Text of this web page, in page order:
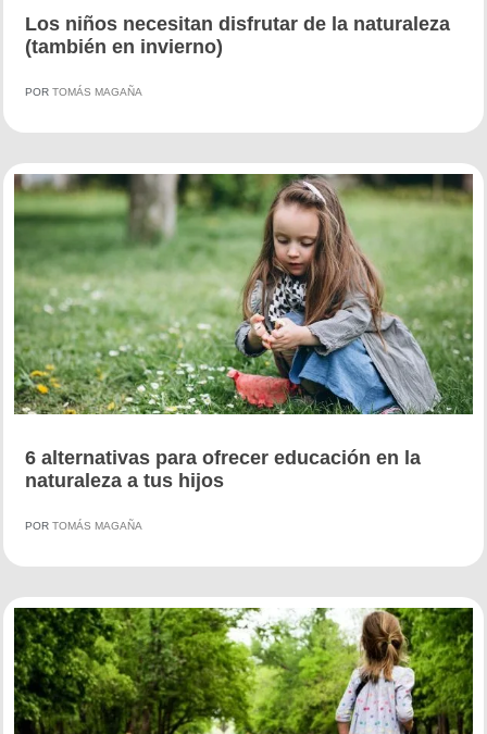
Los niños necesitan disfrutar de la naturaleza
(también en invierno)
POR TOMÁS MAGAÑA
6 alternativas para ofrecer educación en la
naturaleza a tus hijos
POR TOMÁS MAGAÑA